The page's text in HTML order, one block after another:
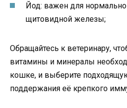
Йод: важен для
щитовидной железы;
Обращайтесь к ветеринару,
витамины и минералы
кошке, и выберите
поддержания её крепкого